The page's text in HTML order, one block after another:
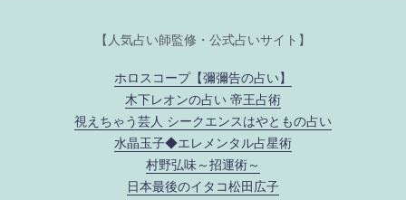
【人気占い師監修・公式占いサイト】
ホロスコープ【彌彌告の占い】
木下レオンの占い 帝王占術
視えちゃう芸人 シークエンスはやともの占い
水晶玉子◆エレメンタル占星術
村野弘味～招運術～
日本最後のイタコ松田広子